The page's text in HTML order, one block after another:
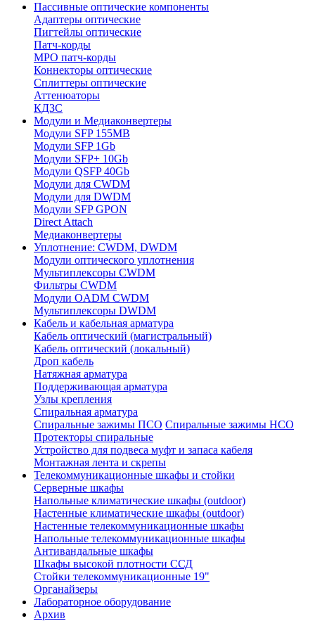
Пассивные оптические компоненты
Адаптеры оптические
Пигтейлы оптические
Патч-корды
MPO патч-корды
Коннекторы оптические
Сплиттеры оптические
Аттенюаторы
КДЗС
Модули и Медиаконвертеры
Модули SFP 155MB
Модули SFP 1Gb
Модули SFP+ 10Gb
Модули QSFP 40Gb
Модули для CWDM
Модули для DWDM
Модули SFP GPON
Direct Attach
Медиаконвертеры
Уплотнение: CWDM, DWDM
Модули оптического уплотнения
Мультиплексоры CWDM
Фильтры CWDM
Модули OADM CWDM
Мультиплексоры DWDM
Кабель и кабельная арматура
Кабель оптический (магистральный)
Кабель оптический (локальный)
Дроп кабель
Натяжная арматура
Поддерживающая арматура
Узлы крепления
Спиральная арматура
Спиральные зажимы ПСО Спиральные зажимы НСО
Протекторы спиральные
Устройство для подвеса муфт и запаса кабеля
Монтажная лента и скрепы
Телекоммуникационные шкафы и стойки
Серверные шкафы
Напольные климатические шкафы (outdoor)
Настенные климатические шкафы (outdoor)
Настенные телекоммуникационные шкафы
Напольные телекоммуникационные шкафы
Антивандальные шкафы
Шкафы высокой плотности ССД
Стойки телекоммуникационные 19"
Органайзеры
Лабораторное оборудование
Архив